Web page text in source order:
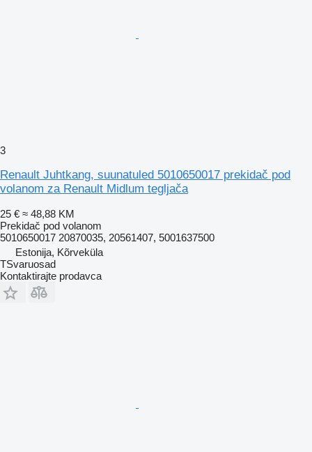
3
Renault Juhtkang, suunatuled 5010650017 prekidač pod
volanom za Renault Midlum tegljača
25 € ≈ 48,88 KM
Prekidač pod volanom
5010650017 20870035, 20561407, 5001637500
Estonija, Kõrveküla
TSvaruosad
Kontaktirajte prodavca